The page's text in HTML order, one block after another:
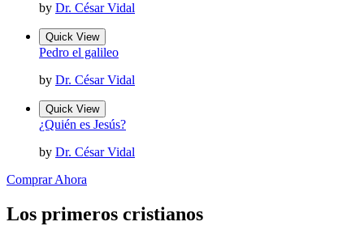
by Dr. César Vidal
Quick View
Pedro el galileo
by Dr. César Vidal
Quick View
¿Quién es Jesús?
by Dr. César Vidal
Comprar Ahora
Los primeros cristianos